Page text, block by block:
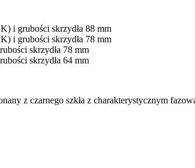
i grubości skrzydła 88 mm
i grubości skrzydła 78 mm
skrzydła 78 mm
skrzydła 64 mm
z czarnego szkła z charakterystycznym